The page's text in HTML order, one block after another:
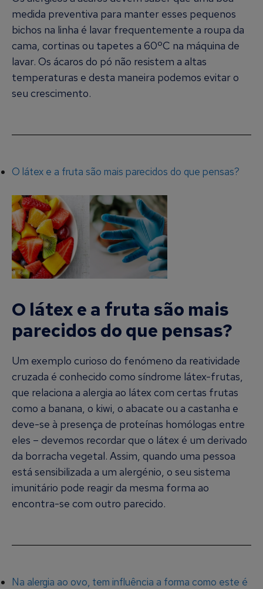
medida preventiva para manter esses pequenos
bichos na linha é lavar frequentemente a roupa da
cama, cortinas ou tapetes a 60ºC na máquina de
lavar. Os ácaros do pó não resistem a altas
temperaturas e desta maneira podemos evitar o
seu crescimento.
O látex e a fruta são mais parecidos do que pensas?
O látex e a fruta são mais
parecidos do que pensas?
Um exemplo curioso do fenómeno da reatividade
cruzada é conhecido como síndrome látex-frutas,
que relaciona a alergia ao látex com certas frutas
como a banana, o kiwi, o abacate ou a castanha e
deve-se à presença de proteínas homólogas entre
eles – devemos recordar que o látex é um derivado
da borracha vegetal. Assim, quando uma pessoa
está sensibilizada a um alergénio, o seu sistema
imunitário pode reagir da mesma forma ao
encontra-se com outro parecido.
Na alergia ao ovo, tem influência a forma como este é